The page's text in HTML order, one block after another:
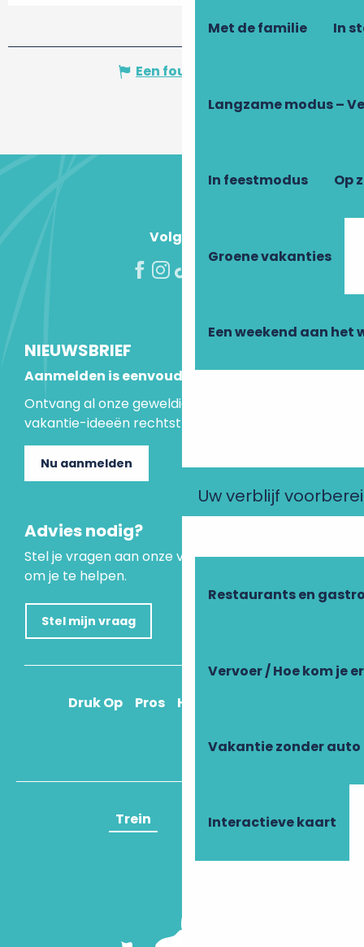
Met de familie In
Langzame modus –
In feestmodus Op
Groene vakanties
Een weekend aan het
Uw verblijf
Restaurants en
Vervoer / Hoe kom je
Vakantie zonder auto
Interactieve kaart
Een fout melden
Volg ons!
NIEUWSBRIEF
Aanmelden is eenvoudig
Ontvang al onze geweldige aanbiedingen en
vakantie-ideeën rechtstreeks in je inbox.
Nu aanmelden
Advies nodig?
Stel je vragen aan onze virtuele assistent, die er is
om je te helpen.
Stel mijn vraag
Druk Op Pros Hoe kom ik daar?
Trein Vliegtuig